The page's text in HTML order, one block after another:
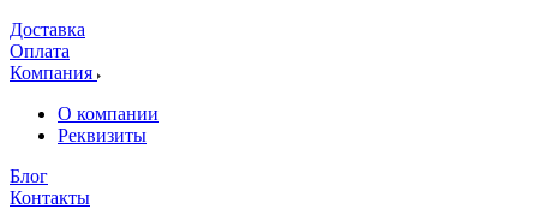
Доставка
Оплата
Компания
О компании
Реквизиты
Блог
Контакты